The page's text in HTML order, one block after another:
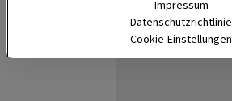
Anzeige
Impressum
Datenschutzrichtlinie
Cookie-Einstellungen